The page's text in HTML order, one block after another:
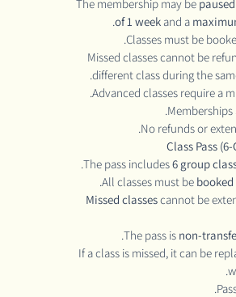
The membership may be
of 1 week and a
Classes must be
Missed classes cannot be
different class during the
Advanced classes require a
No refunds or
Class Pass
The pass includes6 group
All classes must be
Missed classescannot be
The pass is non-
If a class is missed, it can be